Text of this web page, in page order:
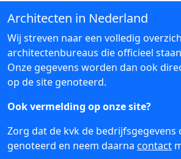
Architecten in Nederland
Wij streven naar een volledig
architectenbureaus die officieel
Onze gegevens worden dan ook
op de site genoteerd.
Ook vermelding op onze site?
Zorg dat de kvk de
genoteerd en neem daarna contact